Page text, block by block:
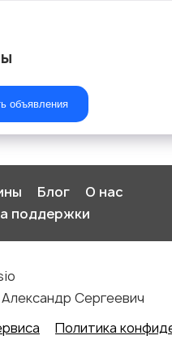
на заказ
питания
объявления
Блог
О нас
поддержки
Сергеевич
Политика